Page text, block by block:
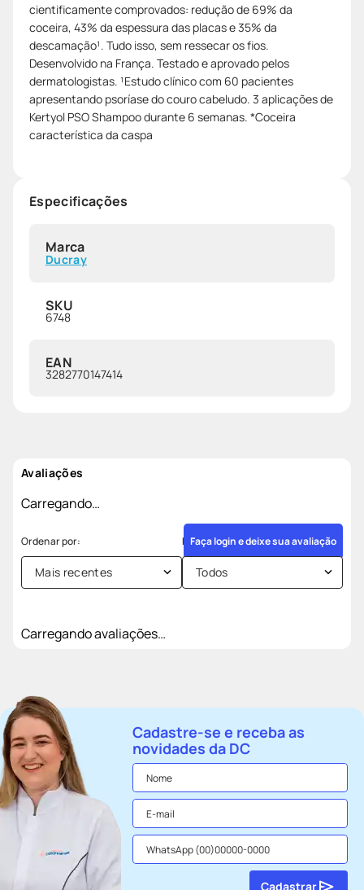
cientificamente comprovados: redução de 69% da
coceira, 43% da espessura das placas e 35% da
descamação¹. Tudo isso, sem ressecar os fios.
Desenvolvido na França. Testado e aprovado pelos
dermatologistas. ¹Estudo clínico com 60 pacientes
apresentando psoríase do couro cabeludo. 3 aplicações de
Kertyol PSO Shampoo durante 6 semanas. *Coceira
característica da caspa
Especificações
Marca
Ducray
SKU
6748
EAN
3282770147414
Avaliações
Carregando…
Faça login e deixe sua avaliação
Mais recentes Todos
Carregando avaliações…
Cadastre-se e receba as
novidades da DC
Cadastrar